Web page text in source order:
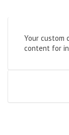
Your custom
content for